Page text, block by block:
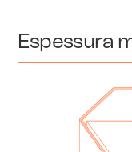
Espessura